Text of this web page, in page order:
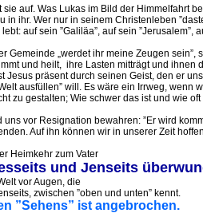
auf. Was Lukas im Bild der Himmelfahrt
in ihr. Wer nur in seinem Christenleben
auf sein ”Galiläa”, auf sein ”Jerusalem”,
Gemeinde „werdet ihr meine Zeugen sein”,
und heilt, ihre Lasten mitträgt und ihnen
Jesus präsent durch seinen Geist, den er
ausfüllen” will. Es wäre ein Irrweg, wenn
zu gestalten; Wie schwer das ist und wie
vor Resignation bewahren: ”Er wird
Auf ihn können wir in unserer Zeit
Heimkehr zum Vater
und Jenseits
vor Augen, die
zwischen ”oben und unten” kennt.
”Sehens” ist angebrochen.